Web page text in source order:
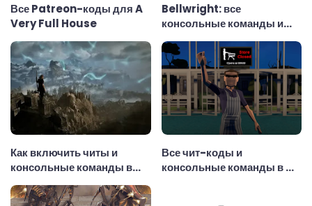
Все Patreon-коды для A
Very Full House
Bellwright: все
консольные команды и
чит-коды
Как включить читы и
консольные команды в
Gothic 1 Remake
Все чит-коды и
консольные команды в My